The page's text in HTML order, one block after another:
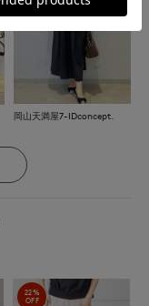
岡山天満屋7-IDconcept.
22%
OFF